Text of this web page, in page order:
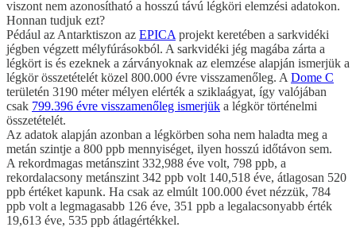
viszont nem azonosítható a hosszú távú légköri elemzési adatokon.
Honnan tudjuk ezt?
Pédául az Antarktiszon az EPICAprojekt keretében a sarkvidéki
jégben végzett mélyfúrásokból. A sarkvidéki jég magába zárta a
légkört is és ezeknek a zárványoknak az elemzése alapján ismerjük a
légkör összetételét közel 800.000 évre visszamenőleg. ADome C
területén 3190 méter mélyen elérték a sziklaágyat, így valójában
csak 799.396 évre visszamenőleg ismerjük a légkör történelmi
összetételét.
Az adatok alapján azonban a légkörben soha nem haladta meg a
metán szintje a 800 ppb mennyiséget, ilyen hosszú időtávon sem.
A rekordmagas metánszint 332,988 éve volt, 798 ppb, a
rekordalacsony metánszint 342 ppb volt 140,518 éve, átlagosan 520
ppb értéket kapunk. Ha csak az elmúlt 100.000 évet nézzük, 784
ppb volt a legmagasabb 126 éve, 351 ppb a legalacsonyabb érték
19,613 éve, 535 ppb átlagértékkel.